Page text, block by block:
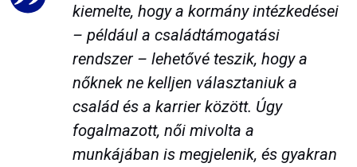
kiemelte, hogy a kormány intézkedései
– például a családtámogatási
rendszer – lehetővé teszik, hogy a
nőknek ne kelljen választaniuk a
család és a karrier között. Úgy
fogalmazott, női mivolta a
munkájában is megjelenik, és gyakran